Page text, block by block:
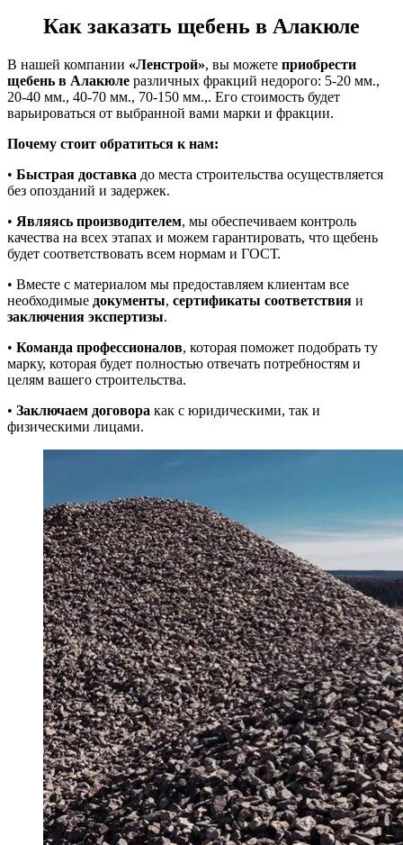
Как заказать щебень в Алакюле
В нашей компании «Ленстрой», вы можете приобрести
щебень в Алакюле различных фракций недорого: 5-20 мм.,
20-40 мм., 40-70 мм., 70-150 мм.,. Его стоимость будет
варьироваться от выбранной вами марки и фракции.
Почему стоит обратиться к нам:
• Быстрая доставка до места строительства осуществляется
без опозданий и задержек.
• Являясь производителем, мы обеспечиваем контроль
качества на всех этапах и можем гарантировать, что щебень
будет соответствовать всем нормам и ГОСТ.
• Вместе с материалом мы предоставляем клиентам все
необходимые документы, сертификаты соответствия и
заключения экспертизы.
• Команда профессионалов, которая поможет подобрать ту
марку, которая будет полностью отвечать потребностям и
целям вашего строительства.
• Заключаем договора как с юридическими, так и
физическими лицами.